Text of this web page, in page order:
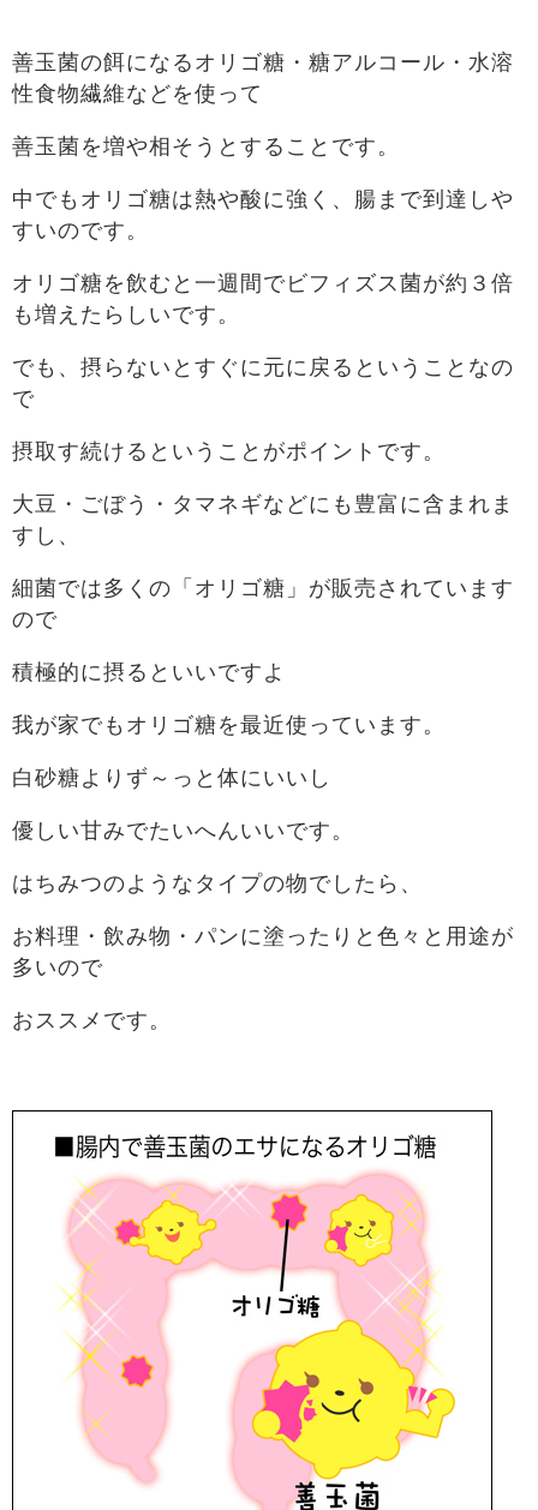
善玉菌の餌になるオリゴ糖・糖アルコール・水溶
性食物繊維などを使って
善玉菌を増や相そうとすることです。
中でもオリゴ糖は熱や酸に強く、腸まで到達しや
すいのです。
オリゴ糖を飲むと一週間でビフィズス菌が約３倍
も増えたらしいです。
でも、摂らないとすぐに元に戻るということなの
で
摂取す続けるということがポイントです。
大豆・ごぼう・タマネギなどにも豊富に含まれま
すし、
細菌では多くの「オリゴ糖」が販売されています
ので
積極的に摂るといいですよ
我が家でもオリゴ糖を最近使っています。
白砂糖よりず～っと体にいいし
優しい甘みでたいへんいいです。
はちみつのようなタイプの物でしたら、
お料理・飲み物・パンに塗ったりと色々と用途が
多いので
おススメです。